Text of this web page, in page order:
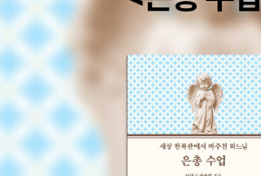
아니야. 낯선 것을 눈치채는 순간부터
거든. 말 습관 하나 바꾸는 것부터, 수
는 것, 심지어 누군가와 친구가 되는
는 방법이 될 수 있어. 동의가 된다. 작
작은 행동이 함께 살아갈 좋은 세상을
위해서만이 아니라 곧 자신을 위해서
녀에게 전달하는 부모의 반응과 태도
을 만들고 자존감을 높여주는 것 같다
뿐이고 다르다고 해서 틀린 건 절대 아
있는 그림은 재미없는 것처럼 모두 다
채로운 그림을 그리는 일 같은 것이 아
어떠한 마음을 가지고 살아가야 하는